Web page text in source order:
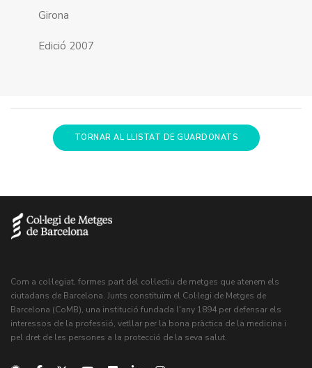
Girona
Edició 2007
TORNAR AL LLISTAT DE GUARDONATS
Com a col·legiat, formes part del col·lectiu de metges que atenem els
ciutadans de Barcelona. Junts constituïm el Col·legi de Metges de
Barcelona (CoMB), una institució fundada l'any 1894 per defensar els
interessos de la professió, vetllar per la bona pràctica de la medicina i
pel dret de les persones a la protecció de la seva salut.